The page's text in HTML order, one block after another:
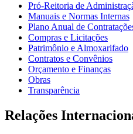
Pró-Reitoria de
Manuais e Normas Internas
Plano Anual de
Compras e Licitações
Patrimônio e Almoxarifado
Contratos e Convênios
Orçamento e Finanças
Obras
Transparência
Relações